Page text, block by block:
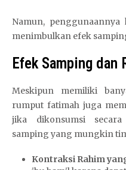
Namun,
menimbulkan efek
Efek Samping dan
Meskipun memiliki
rumput fatimah juga
jika dikonsumsi
samping yang mungkin
Kontraksi Rahim